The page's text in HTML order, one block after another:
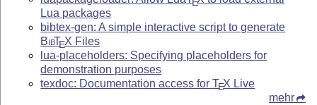
E
Lua packages
bibtex-gen: A simple interactive script to generate
BibTEX Files
lua-placeholders: Specifying placeholders for
demonstration purposes
texdoc: Documentation access forTEX Live
mehr